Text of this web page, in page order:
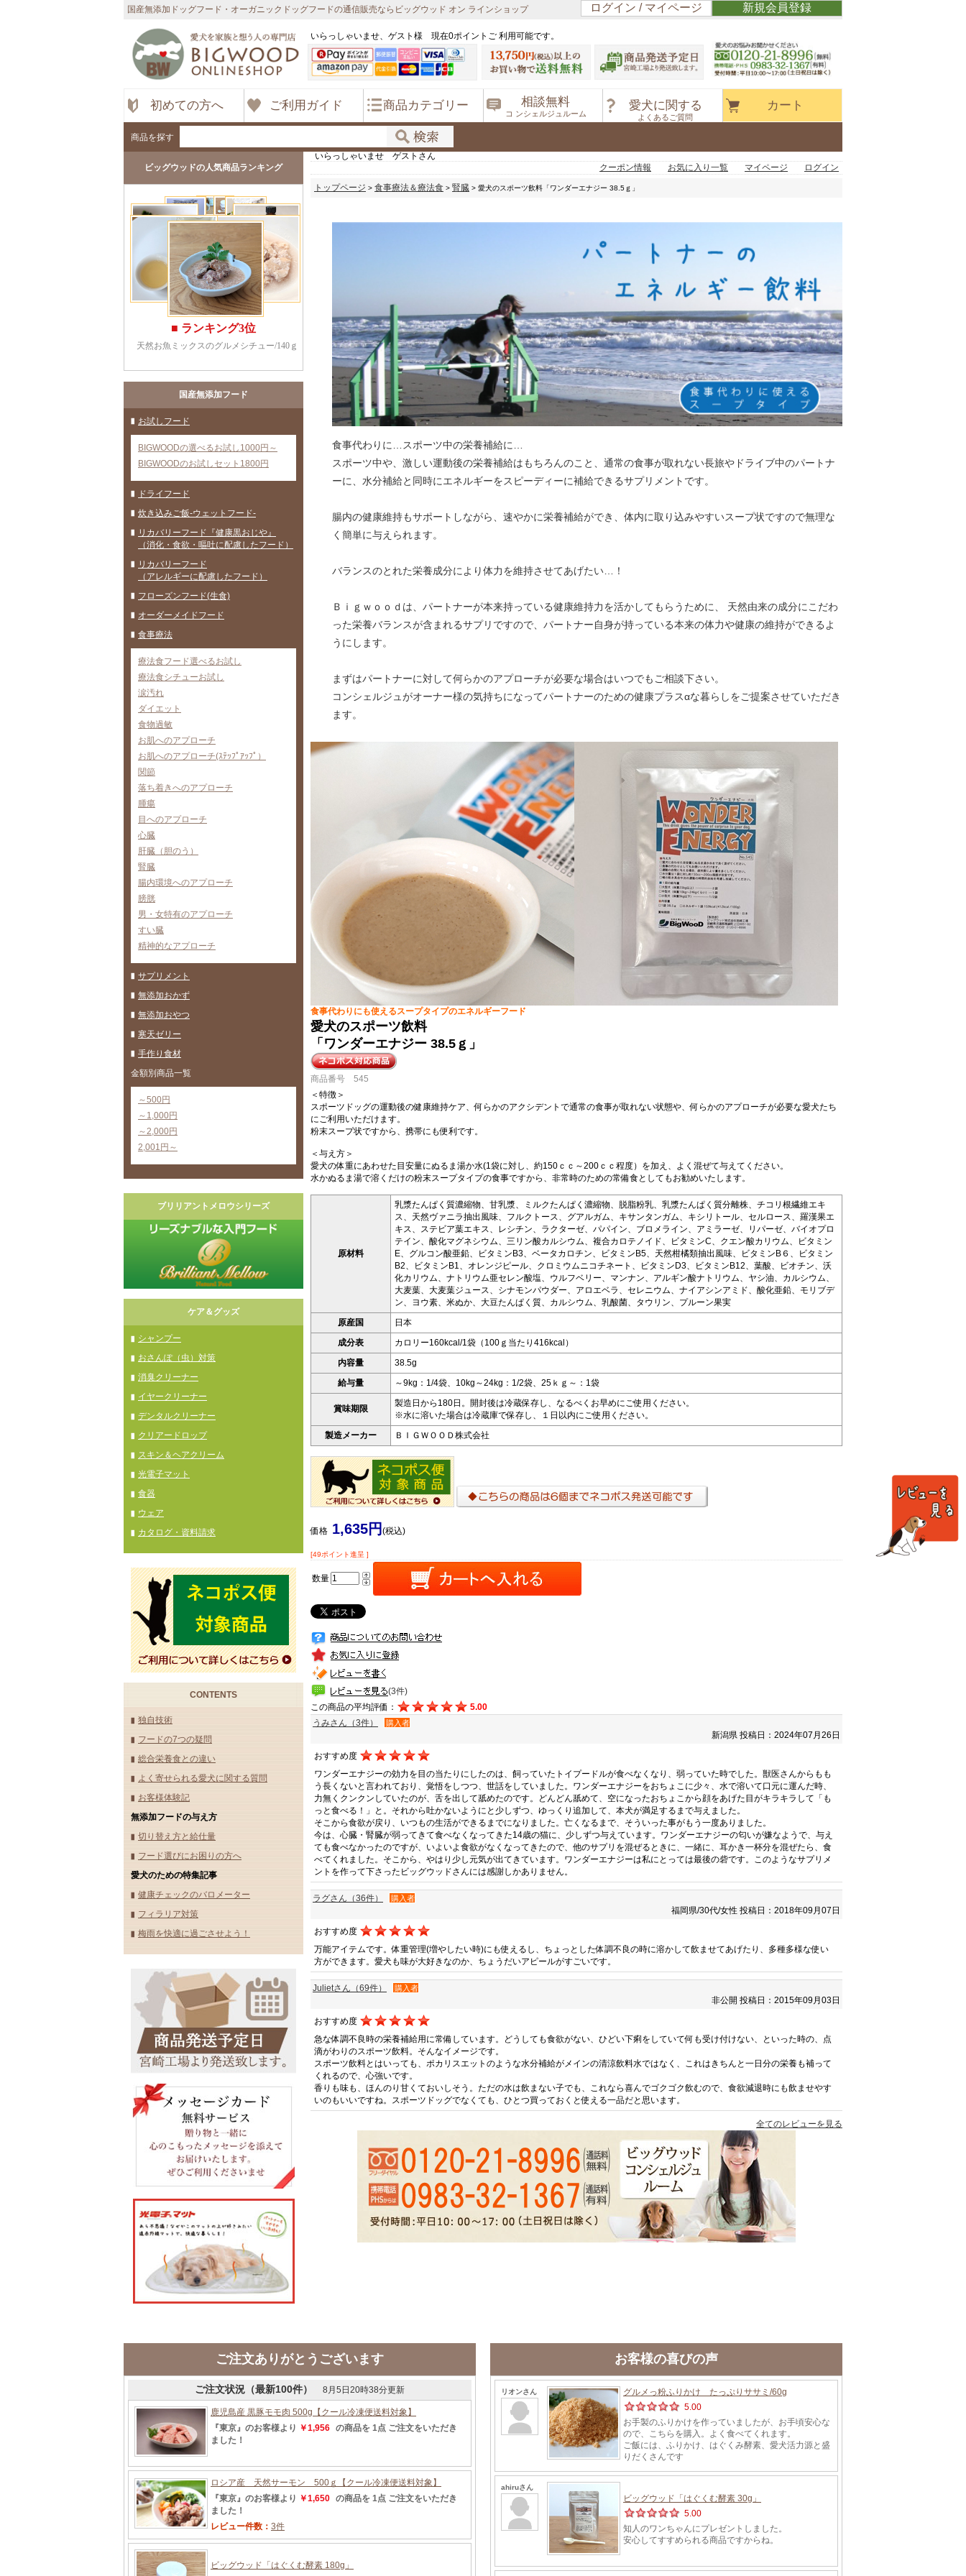
国産無添加ドッグフード・オーガニックドッグフードの通信販売ならビッグウッド オン ラインショップ ログイン / マイページ 新規会員登録
いらっしゃいませ、ゲスト様 現在0ポイントご 利用可能です。
初めての方へ ご利用ガイド 商品カテゴリー 相談無料
コ ンシェルジュルーム
愛犬に関する
よくあるご質問
カート
商品を探す
ビッグウッドの人気商品ランキング
国産無添加フード
お試しフード
BIGWOODの選べるお試し1000円～
BIGWOODのお試しセット1800円
ドライフード
炊き込みご飯-ウェットフード-
リカバリーフード『健康黒おじや』
（消化・食欲・嘔吐に配慮したフード）
リカバリーフード
（アレルギーに配慮したフード）
フローズンフード(生食)
オーダーメイドフード
食事療法
療法食フード選べるお試し
療法食シチューお試し
涙汚れ
ダイエット
食物過敏
お肌へのアプローチ
お肌へのアプローチ(ｽﾃｯﾌﾟｱｯﾌﾟ）
関節
落ち着きへのアプローチ
腫瘍
目へのアプローチ
心臓
肝臓（胆のう）
腎臓
腸内環境へのアプローチ
膀胱
男・女特有のアプローチ
すい臓
精神的なアプローチ
サプリメント
無添加おかず
無添加おやつ
寒天ゼリー
手作り食材
金額別商品一覧
～500円
～1,000円
～2,000円
2,001円～
ブリリアントメロウシリーズ
ケア＆グッズ
シャンプー
おさんぽ（虫）対策
消臭クリーナー
イヤークリーナー
デンタルクリーナー
クリアードロップ
スキン＆ヘアクリーム
光電子マット
食器
ウェア
カタログ・資料請求
CONTENTS
独自技術
フードの7つの疑問
総合栄養食との違い
よく寄せられる愛犬に関する質問
お客様体験記
無添加フードの与え方
切り替え方と給仕量
フード選びにお困りの方へ
愛犬のための特集記事
健康チェックのバロメーター
フィラリア対策
梅雨を快適に過ごさせよう！
いらっしゃいませ ゲストさん
クーポン情報
お気に入り一覧 マイページ
ログイン
トップページ > 食事療法＆療法食 > 腎臓 > 愛犬のスポーツ飲料「ワンダーエナジー 38.5ｇ」
食事代わりに…スポーツ中の栄養補給に…
スポーツ中や、激しい運動後の栄養補給はもちろんのこと、通常の食事が取れない長旅やドライブ中のパートナ
ーに、水分補給と同時にエネルギーをスピーディーに補給できるサプリメントです。
腸内の健康維持もサポートしながら、速やかに栄養補給ができ、体内に取り込みやすいスープ状ですので無理な
く簡単に与えられます。
バランスのとれた栄養成分により体力を維持させてあげたい…！
Ｂｉｇｗｏｏｄは、パートナーが本来持っている健康維持力を活かしてもらうために、 天然由来の成分にこだわ
った栄養バランスが含まれるサプリですので、パートナー自身が持っている本来の体力や健康の維持ができるよ
うにします。
まずはパートナーに対して何らかのアプローチが必要な場合はいつでもご相談下さい。
コンシェルジュがオーナー様の気持ちになってパートナーのための健康プラスαな暮らしをご提案させていただき
ます。
食事代わりにも使えるスープタイプのエネルギーフード
愛犬のスポーツ飲料
「ワンダーエナジー 38.5ｇ」
商品番号 545
＜特徴＞
スポーツドッグの運動後の健康維持ケア、何らかのアクシデントで通常の食事が取れない状態や、何らかのアプローチが必要な愛犬たち
にご利用いただけます。
粉末スープ状ですから、携帯にも便利です。
＜与え方＞
愛犬の体重にあわせた目安量にぬるま湯か水(1袋に対し、約150ｃｃ～200ｃｃ程度）を加え、よく混ぜて与えてください。
水かぬるま湯で溶くだけの粉末スープタイプの食事ですから、非常時のための常備食としてもお勧めいたします。
原材料
乳漿たんぱく質濃縮物、甘乳漿、ミルクたんぱく濃縮物、脱脂粉乳、乳漿たんぱく質分離株、チコリ根繊維エキ
ス、天然ヴァニラ抽出風味、フルクトース、グアルガム、キサンタンガム、キシリトール、セルロース、羅漢果エ
キス、ステビア葉エキス、レシチン、ラクターゼ、パパイン、ブロメライン、アミラーゼ、リパーゼ、バイオプロ
テイン、酸化マグネシウム、三リン酸カルシウム、複合カロテノイド、ビタミンC、クエン酸カリウム、ビタミン
E、グルコン酸亜鉛、ビタミンB3、ベータカロチン、ビタミンB5、天然柑橘類抽出風味、ビタミンB６、ビタミン
B2、ビタミンB1、オレンジピール、クロミウムニコチネート、ビタミンD3、ビタミンB12、葉酸、ビオチン、沃
化カリウム、ナトリウム亜セレン酸塩、ウルフベリー、マンナン、アルギン酸ナトリウム、ヤシ油、カルシウム、
大麦葉、大麦葉ジュース、シナモンパウダー、アロエベラ、セレニウム、ナイアシンアミド、酸化亜鉛、モリブデ
ン、ヨウ素、米ぬか、大豆たんぱく質、カルシウム、乳酸菌、タウリン、プルーン果実
原産国
日本
成分表
カロリー160kcal/1袋（100ｇ当たり416kcal）
内容量
38.5g
給与量
～9kg：1/4袋、10kg～24kg：1/2袋、25ｋｇ～：1袋
賞味期限
製造日から180日。開封後は冷蔵保存し、なるべくお早めにご使用ください。
※水に溶いた場合は冷蔵庫で保存し、１日以内にご使用ください。
製造メーカー
ＢＩＧＷＯＯＤ株式会社
価格 1,635円 (税込)
[49ポイント進呈 ]
数量
(3件)
この商品の平均評価：
5.00
うみさん（3件）
購入者
新潟県 投稿日：2024年07月26日
おすすめ度
ワンダーエナジーの効力を目の当たりにしたのは、飼っていたトイプードルが食べなくなり、弱っていた時でした。獣医さんからもも
う長くないと言われており、覚悟をしつつ、世話をしていました。ワンダーエナジーをおちょこに少々、水で溶いて口元に運んだ時、
力無くクンクンしていたのが、舌を出して舐めたのです。どんどん舐めて、空になったおちょこから顔をあげた目がキラキラして「も
っと食べる！」と。それから吐かないようにと少しずつ、ゆっくり追加して、本犬が満足するまで与えました。
そこから食欲が戻り、いつもの生活ができるまでになりました。亡くなるまで、そういった事がもう一度ありました。
今は、心臓・腎臓が弱ってきて食べなくなってきた14歳の猫に、少しずつ与えています。ワンダーエナジーの匂いが嫌なようで、与え
ても食べなかったのですが、いよいよ食欲がなくなってきたので、他のサプリを混ぜるときに、一緒に、耳かき一杯分を混ぜたら、食
べてくれました。そこから、やはり少し元気が出てきています。ワンダーエナジーは私にとっては最後の砦です。このようなサプリメ
ントを作って下さったビッグウッドさんには感謝しかありません。
ラグさん（36件） 購入者
福岡県/30代/女性 投稿日：2018年09月07日
おすすめ度
万能アイテムです。体重管理(増やしたい時)にも使えるし、ちょっとした体調不良の時に溶かして飲ませてあげたり、多種多様な使い
方ができます。愛犬も味が大好きなのか、ちょうだいアピールがすごいです。
Julietさん（69件） 購入者
非公開 投稿日：2015年09月03日
おすすめ度
急な体調不良時の栄養補給用に常備しています。どうしても食欲がない、ひどい下痢をしていて何も受け付けない、といった時の、点
滴がわりのスポーツ飲料。そんなイメージです。
スポーツ飲料とはいっても、ポカリスエットのような水分補給がメインの清涼飲料水ではなく、これはきちんと一日分の栄養も補って
くれるので、心強いです。
香りも味も、ほんのり甘くておいしそう。ただの水は飲まない子でも、これなら喜んでゴクゴク飲むので、食欲減退時にも飲ませやす
いのもいいですね。スポーツドッグでなくても、ひとつ買っておくと使える一品だと思います。
全てのレビューを見る
ご注文ありがとうございます お客様の喜びの声